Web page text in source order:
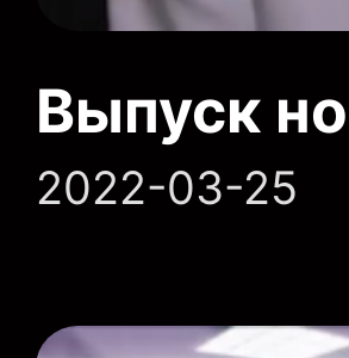
Выпуск
2022-03-25